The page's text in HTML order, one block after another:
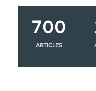
700
ARTICLES